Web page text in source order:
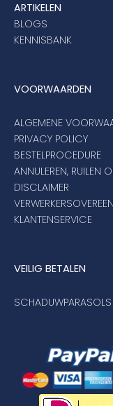
ARTIKELEN
BLOGS
KENNISBANK
VOORWAARDEN
ALGEMENE
PRIVACY POLICY
BESTELPROCEDURE
ANNULEREN, RUILEN
DISCLAIMER
KLANTENSERVICE
VEILIG BETALEN